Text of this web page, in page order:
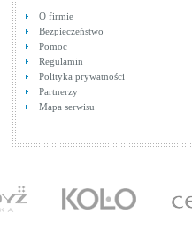
O firmie
Bezpieczeństwo
Pomoc
Regulamin
Polityka prywatności
Partnerzy
Mapa serwisu